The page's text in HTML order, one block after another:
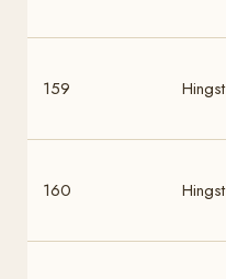
159 Hingst
160 Hingst